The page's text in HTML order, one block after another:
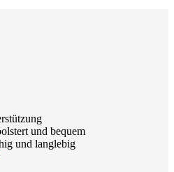
und bequem
und langlebig